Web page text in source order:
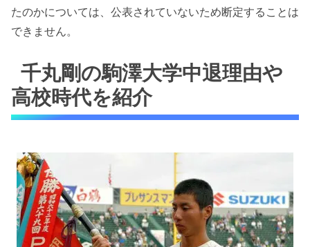
たのかについては、公表されていないため断定することは
できません。
千丸剛の駒澤大学中退理由や
高校時代を紹介